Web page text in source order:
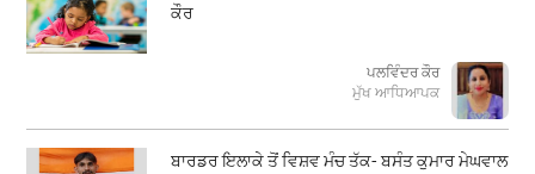
ਕੌਰ
ਪਲਵਿੰਦਰ ਕੌਰ
ਮੁੱਖ ਆਧਿਆਪਕ
ਬਾਰਡਰ ਇਲਾਕੇ ਤੋਂ ਵਿਸ਼ਵ ਮੰਚ ਤੱਕ- ਬਸੰਤ ਕੁਮਾਰ ਮੇਘਵਾਲ